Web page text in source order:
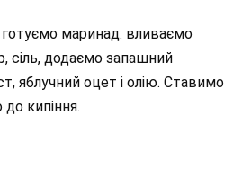
готуємо маринад: вливаємо
сіль, додаємо запашний
яблучний оцет і олію. Ставимо
кипіння.